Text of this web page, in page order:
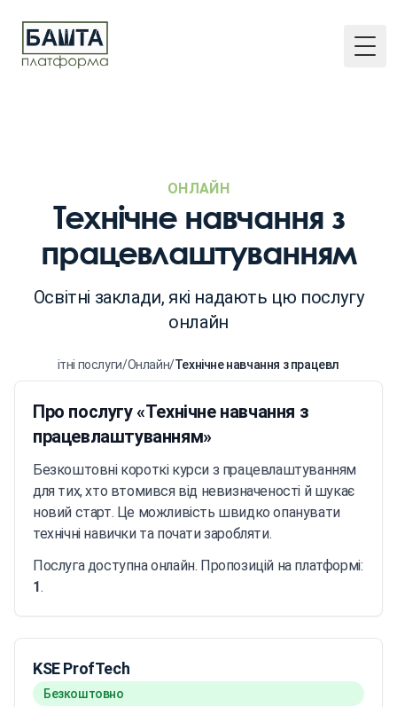
ОНЛАЙН
Технічне навчання з
працевлаштуванням
Освітні заклади, які надають цю послугу
онлайн
Освітні послуги/Онлайн/Технічне навчання з
Про послугу «Технічне навчання з
працевлаштуванням»
Безкоштовні короткі курси з працевлаштуванням
для тих, хто втомився від невизначеності й шукає
новий старт. Це можливість швидко опанувати
технічні навички та почати заробляти.
Послуга доступна онлайн. Пропозицій на платформі:
1.
KSE ProfTech
Безкоштовно